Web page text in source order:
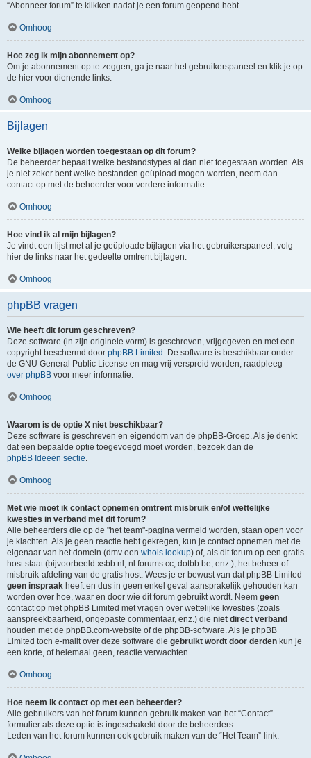
“Abonneer forum” te klikken nadat je een forum geopend hebt.
Omhoog
Hoe zeg ik mijn abonnement op?
Om je abonnement op te zeggen, ga je naar het gebruikerspaneel en klik je op
de hier voor dienende links.
Omhoog
Bijlagen
Welke bijlagen worden toegestaan op dit forum?
De beheerder bepaalt welke bestandstypes al dan niet toegestaan worden. Als
je niet zeker bent welke bestanden geüpload mogen worden, neem dan
contact op met de beheerder voor verdere informatie.
Omhoog
Hoe vind ik al mijn bijlagen?
Je vindt een lijst met al je geüploade bijlagen via het gebruikerspaneel, volg
hier de links naar het gedeelte omtrent bijlagen.
Omhoog
phpBB vragen
Wie heeft dit forum geschreven?
Deze software (in zijn originele vorm) is geschreven, vrijgegeven en met een
copyright beschermd door phpBB Limited . De software is beschikbaar onder
de GNU General Public License en mag vrij verspreid worden, raadpleeg
over phpBB voor meer informatie.
Omhoog
Waarom is de optie X niet beschikbaar?
Deze software is geschreven en eigendom van de phpBB-Groep. Als je denkt
dat een bepaalde optie toegevoegd moet worden, bezoek dan de
phpBB Ideeën sectie.
Omhoog
Met wie moet ik contact opnemen omtrent misbruik en/of wettelijke
kwesties in verband met dit forum?
Alle beheerders die op de "het team"-pagina vermeld worden, staan open voor
je klachten. Als je geen reactie hebt gekregen, kun je contact opnemen met de
eigenaar van het domein (dmv een whois lookup) of, als dit forum op een gratis
host staat (bijvoorbeeld xsbb.nl, nl.forums.cc, dotbb.be, enz.), het beheer of
misbruik-afdeling van de gratis host. Wees je er bewust van dat phpBB Limited
geen inspraak heeft en dus in geen enkel geval aansprakelijk gehouden kan
worden over hoe, waar en door wie dit forum gebruikt wordt. Neem geen
contact op met phpBB Limited met vragen over wettelijke kwesties (zoals
aanspreekbaarheid, ongepaste commentaar, enz.) die niet direct verband
houden met de phpBB.com-website of de phpBB-software. Als je phpBB
Limited toch e-mailt over deze software die gebruikt wordt door derden kun je
een korte, of helemaal geen, reactie verwachten.
Omhoog
Hoe neem ik contact op met een beheerder?
Alle gebruikers van het forum kunnen gebruik maken van het “Contact”-
formulier als deze optie is ingeschakeld door de beheerders.
Leden van het forum kunnen ook gebruik maken van de “Het Team”-link.